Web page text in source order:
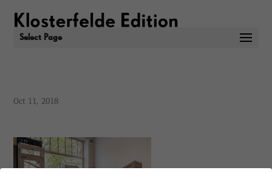
Select Page
Oct 11, 2018